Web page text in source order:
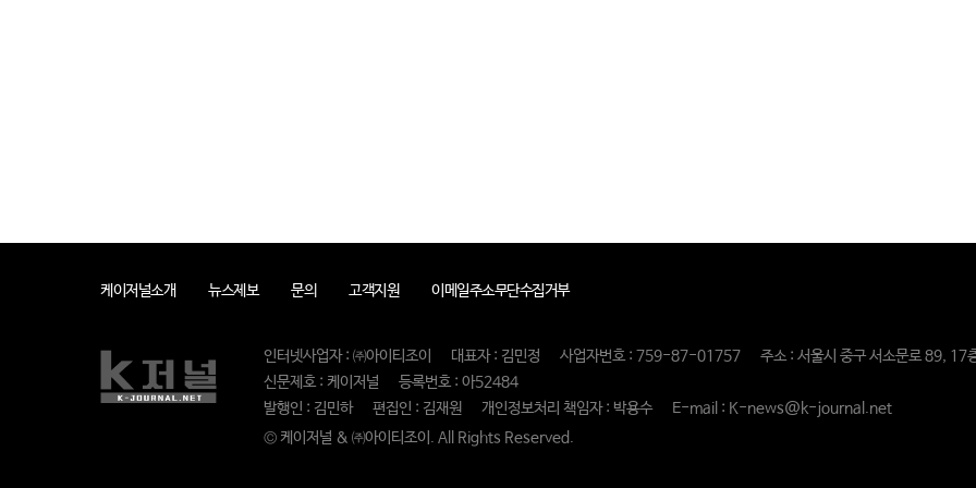
케이저널소개 뉴스제보 문의 고객지원 이메일주소무단수집거부
인터넷사업자 : ㈜아이티조이 대표자 : 김민정 사업자번호 : 759-87-01757
주소 : 서울시 중구 서소문로 89, 17
신문제호 : 케이저널
등록번호 : 아52484
발행인 : 김민하
편집인 : 김재원 개인정보처리 책임자 : 박용수
E-mail : K-news@k-journal.net
© 케이저널 & ㈜아이티조이. All Rights Reserved.